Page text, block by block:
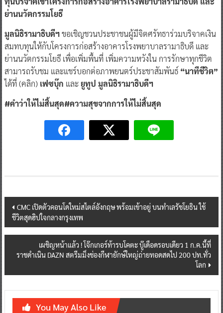
ย่านนวัตกรรมโยธี
มูลนิธิรามาธิบดีฯขอเชิญชวนประชาชนผู้มีจิตศรัทธาร่วมบริจาคเงิน
สมทบทุนให้กับโครงการก่อสร้างอาคารโรงพยาบาลรามาธิบดี และ
ย่านนวัตกรรมโยธี เพื่อเพิ่มพื้นที่ เพิ่มความหวังใน การรักษาทุกชีวิต
สามารถรับชม และแชร์บอกต่อภาพยนตร์ประชาสัมพันธ์ “นาทีชีวิต”
ได้ที่ (คลิก) เฟซบุ๊ก และยูทูป มูลนิธิรามาธิบดีฯ
#คำว่าให้ไม่สิ้นสุด#ความสุขจากการให้ไม่สิ้นสุด
Post
navigation
CMC เปิดตัวคอนโดใหม่สไตล์อังกฤษ พร้อมเข้าอยู่ บนทำเลรัชโยธิน ใช้
ชีวิตสุดฮิปใจกลางกรุงเทพ
เผชิญหน้าแล้ว ! โจ๊กเกอร์ท้ารบโคตะ บู๊เดือดรอบเดียว 1 ก.ค.นี้ที่
ราชดำเนิน DAZN สตรีมมิ่งช่องกีฬายักษ์ใหญ่ถ่ายทอดสดไป 200 ปท.ทั่ว
โลก
You May Also Like